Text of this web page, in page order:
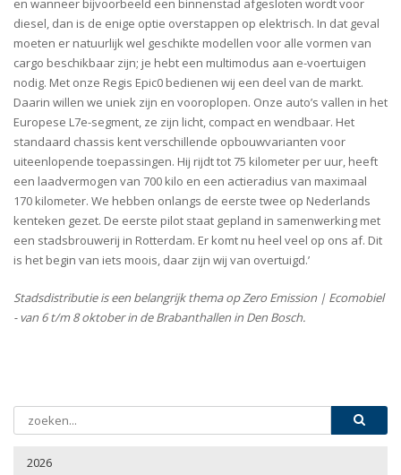
2026
en wanneer bijvoorbeeld een binnenstad afgesloten wordt voor
diesel, dan is de enige optie overstappen op elektrisch. In dat geval
moeten er natuurlijk wel geschikte modellen voor alle vormen van
cargo beschikbaar zijn; je hebt een multimodus aan e-voertuigen
nodig. Met onze Regis Epic0 bedienen wij een deel van de markt.
Daarin willen we uniek zijn en vooroplopen. Onze auto’s vallen in het
Europese L7e-segment, ze zijn licht, compact en wendbaar. Het
standaard chassis kentverschillende opbouwvarianten voor
uiteenlopende toepassingen. Hij rijdt tot 75 kilometer per uur, heeft
een laadvermogen van 700 kilo en een actieradius van maximaal
170 kilometer. We hebben onlangs de eerste twee op Nederlands
kenteken gezet. De eerste pilot staat gepland in samenwerking met
een stadsbrouwerij in Rotterdam. Er komt nu heel veel op ons af. Dit
is het begin van iets moois, daar zijn wij van overtuigd.’
Stadsdistributie is een belangrijk thema op Zero Emission | Ecomobiel
- van 6 t/m 8 oktober in de Brabanthallen in Den Bosch.